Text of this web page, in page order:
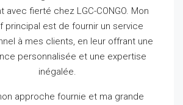
avec fierté chez LGC-CONGO. Mon
principal est de fournir un service
à mes clients, en leur offrant une
personnalisée et une expertise
inégalée.
approche fournie et ma grande